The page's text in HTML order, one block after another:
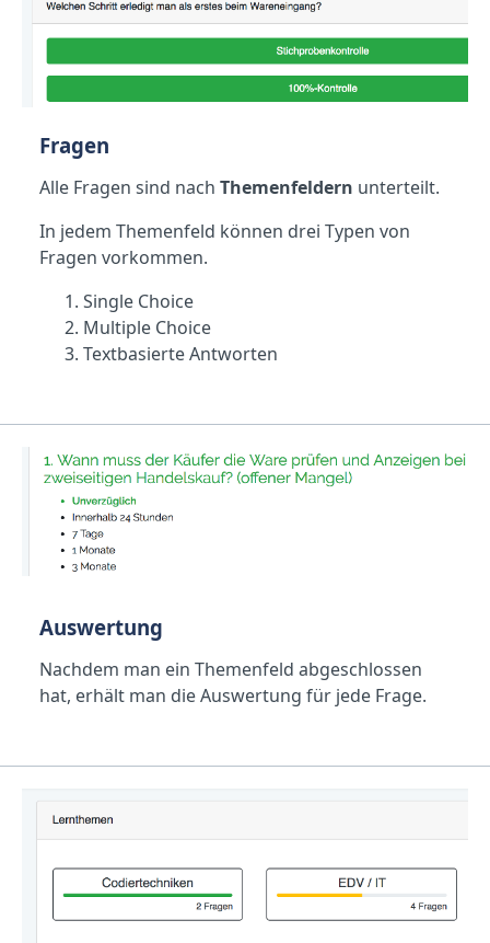
Fragen
Alle Fragen sind nach Themenfeldern unterteilt.
In jedem Themenfeld können drei Typen von
Fragen vorkommen.
Single Choice
Multiple Choice
Textbasierte Antworten
Auswertung
Nachdem man ein Themenfeld abgeschlossen
hat, erhält man die Auswertung für jede Frage.